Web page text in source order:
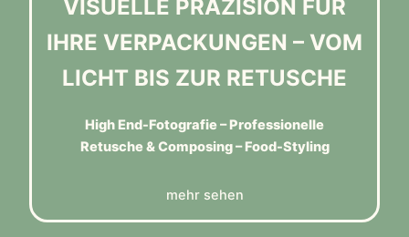
VISUELLE PRÄZISION FÜR
IHRE VERPACKUNGEN – VOM
LICHT BIS ZUR RETUSCHE
High End-Fotografie – Professionelle
Retusche & Composing – Food-Styling
mehr sehen